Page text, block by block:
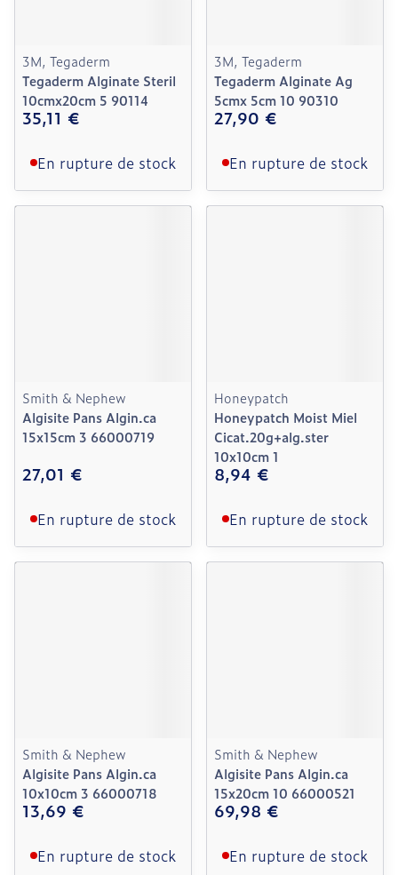
3M, Tegaderm
Tegaderm Alginate Steril
10cmx20cm 5 90114
35,11 €
En rupture de stock
3M, Tegaderm
Tegaderm Alginate Ag
5cmx 5cm 10 90310
27,90 €
En rupture de stock
Smith & Nephew
Algisite Pans Algin.ca
15x15cm 3 66000719
27,01 €
En rupture de stock
Honeypatch
Honeypatch Moist Miel
Cicat.20g+alg.ster
10x10cm 1
8,94 €
En rupture de stock
Smith & Nephew
Algisite Pans Algin.ca
10x10cm 3 66000718
13,69 €
En rupture de stock
Smith & Nephew
Algisite Pans Algin.ca
15x20cm 10 66000521
69,98 €
En rupture de stock